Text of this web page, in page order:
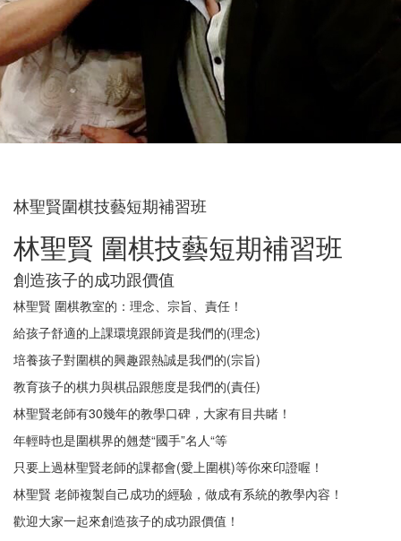
林聖賢圍棋技藝短期補習班
林聖賢 圍棋技藝短期補習班
創造孩子的成功跟價值
林聖賢 圍棋教室的：理念、宗旨、責任！
給孩子舒適的上課環境跟師資是我們的(理念)
培養孩子對圍棋的興趣跟熱誠是我們的(宗旨)
教育孩子的棋力與棋品跟態度是我們的(責任)
林聖賢老師有30幾年的教學口碑，大家有目共睹！
年輕時也是圍棋界的翹楚“國手”名人“等
只要上過林聖賢老師的課都會(愛上圍棋)等你來印證喔！
林聖賢 老師複製自己成功的經驗，做成有系統的教學內容！
歡迎大家一起來創造孩子的成功跟價值！